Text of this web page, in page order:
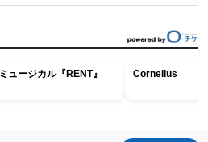
ミュージカル『RENT』 Cornelius